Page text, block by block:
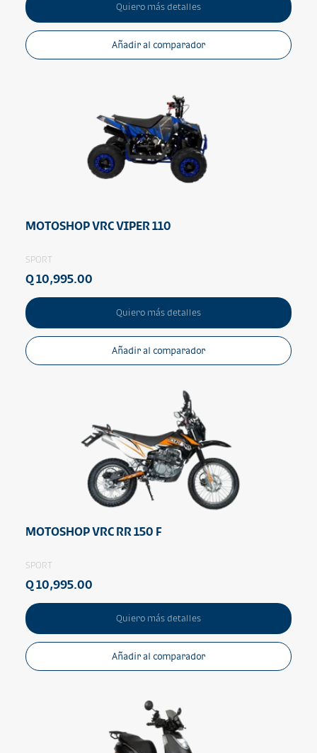
Quiero más detalles
Añadir al comparador
MOTOSHOP VRC VIPER 110
SPORT
Q 10,995.00
Quiero más detalles
Añadir al comparador
MOTOSHOP VRC RR 150 F
SPORT
Q 10,995.00
Quiero más detalles
Añadir al comparador